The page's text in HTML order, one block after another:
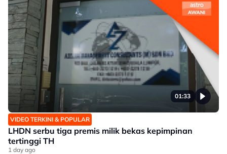
01:33
VIDEO TERKINI & POPULAR
LHDN serbu tiga premis milik bekas kepimpinan
tertinggi TH
1 day ago